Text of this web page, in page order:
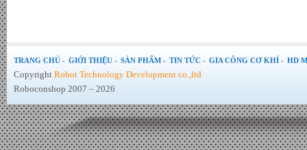
Pin Turnigy 2200mAh 3S 20C
Lipo Pack - Đơn giá : 280.000
VND
TRANG CHỦ - GIỚI THIỆU - SẢN PHẨM - TIN TỨC - GIA CÔNG CƠ KHÍ - HD
Copyright Robot Technology Development co.,ltd
Roboconshop 2007 – 2026